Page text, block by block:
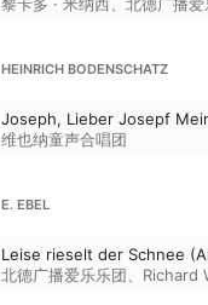
HEINRICH BODENSCHATZ
Joseph, Lieber Josepf
维也纳童声合唱团
E. EBEL
Leise rieselt der Schnee
北德广播爱乐乐团
Richard